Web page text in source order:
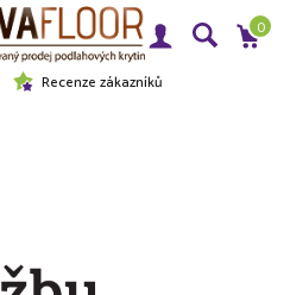
Recenze zákazníků
0